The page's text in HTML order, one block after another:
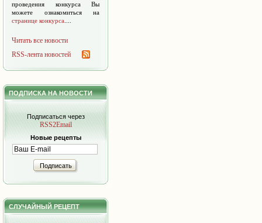
проведения конкурса Вы
можете ознакомиться на
странице конкурса
Читать все новости
RSS-лента новостей
ПОДПИСКА НА НОВОСТИ
Подписаться через
RSS2Email
Новые рецепты
Подписать
СЛУЧАЙНЫЙ РЕЦЕПТ